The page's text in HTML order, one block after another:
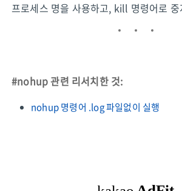
프로세스 명을 사용하고, kill 명령어로
#nohup 관련 리서치한 것:
nohup 명령어 .log 파일없이 실행